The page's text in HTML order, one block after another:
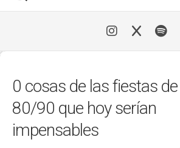
0 cosas de las fiestas
80/90 que hoy serían
impensables